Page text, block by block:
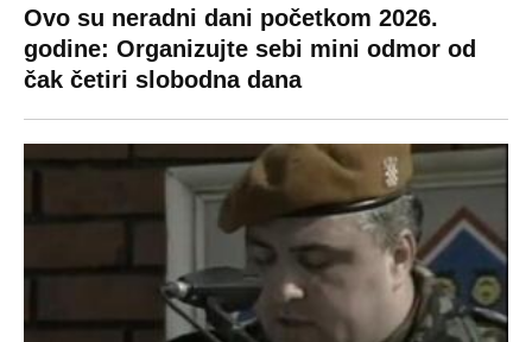
Ovo su neradni dani početkom 2026.
godine: Organizujte sebi mini odmor od
čak četiri slobodna dana